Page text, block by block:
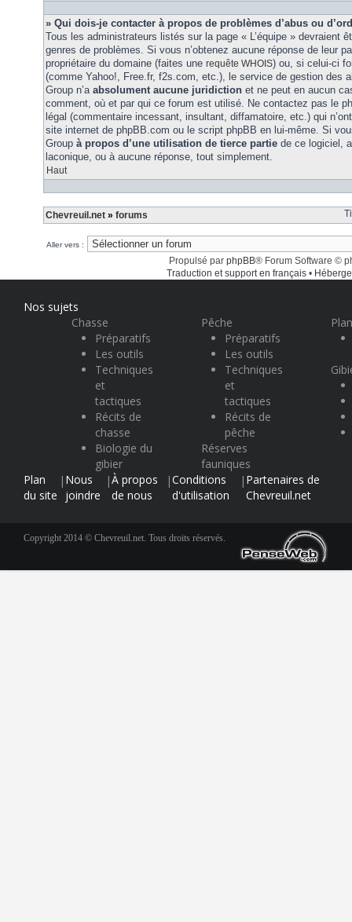
» Qui dois-je contacter à propos de problèmes d’abus ou
Tous les administrateurs listés sur la page « L’équipe » devraient
genres de problèmes. Si vous n’obtenez aucune réponse de leur
propriétaire du domaine (faites une requête WHOIS) ou, si celui-ci
(comme Yahoo!, Free.fr, f2s.com, etc.), le service de gestion des
Group n’a absolument aucune juridiction et ne peut en aucun
comment, où et par qui ce forum est utilisé. Ne contactez pas le
légal (commentaire incessant, insultant, diffamatoire, etc.) qui
site internet de phpBB.com ou le script phpBB en lui-même. Si
Group à propos d’une utilisation de tierce partie de ce logiciel,
laconique, ou à aucune réponse, tout simplement.
Haut
Chevreuil.net » forums
Aller vers :
Propulsé par phpBB® Forum Software ©
Traduction et support en français •
Nos sujets
Chasse
Préparatifs
Les outils
Techniques
et
tactiques
Récits de
chasse
Biologie du
gibier
Pêche
Préparatifs
Les outils
Techniques
et
tactiques
Récits de
pêche
Réserves
fauniques
Plan
du site
| Nous
joindre
|À propos
de nous
|Conditions
d'utilisation
| Partenaires de
Chevreuil.net
Copyright 2014 © Chevreuil.net. Tous droits réservés.